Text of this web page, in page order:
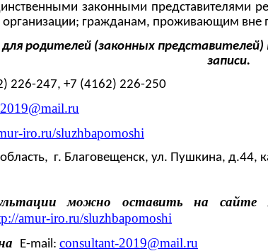
законными представителями
организации; гражданам, проживающим вне
родителей (законных
записи.
226-247, +7 (4162) 226-250
-iro.ru/sluzhbapomoshi
г. Благовещенск, ул. Пушкина, д.44,
можно оставить на
://amur-iro.ru/sluzhbapomoshi
E-mail: сonsultant-2019@mail.ru